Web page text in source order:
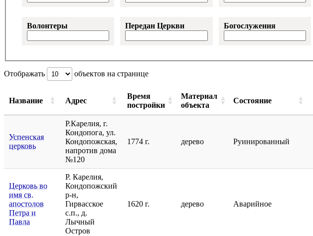
Волонтеры Передан Церкви Богослужения
Отображать объектов на странице
Успенская
церковь
Р.Карелия, г.
Кондопога, ул.
Кондопожская,
напротив дома
№120
1774 г. дерево Руинированный
Церковь во
имя св.
апостолов
Петра и
Павла
Р. Карелия,
Кондопожский
р-н,
Гирвасское
с.п., д.
Лычный
Остров
1620 г. дерево Аварийное
Название Адрес
Время
постройки
Материал
объекта
Состояние